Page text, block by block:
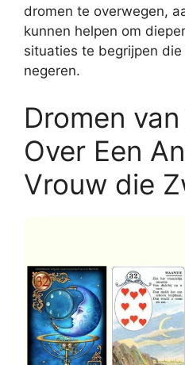
dromen te overwegen,
kunnen helpen om
situaties te begrijpen
negeren.
Dromen
Over Een
Vrouw die